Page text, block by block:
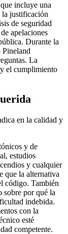
incluye una
la justificación
de seguridad
apelaciones
Durante la
Pineland
La
el cumplimiento
en la calidad y
y de
estudios
y cualquier
que la alternativa
código. También
sobre por qué la
indebida.
con la
esté
competente.